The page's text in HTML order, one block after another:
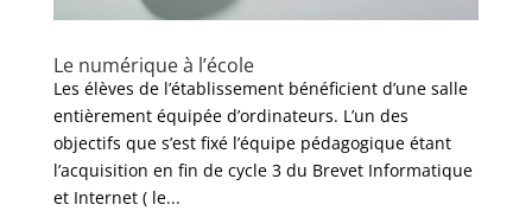
Le numérique à l’école
Les élèves de l’établissement bénéficient d’une salle
entièrement équipée d’ordinateurs. L’un des
objectifs que s’est fixé l’équipe pédagogique étant
l’acquisition en fin de cycle 3 du Brevet Informatique
et Internet ( le...